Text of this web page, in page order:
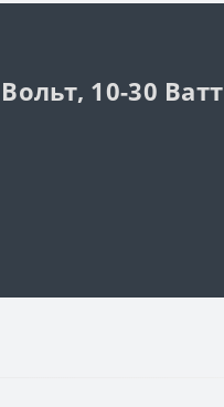
10-30 Ватт